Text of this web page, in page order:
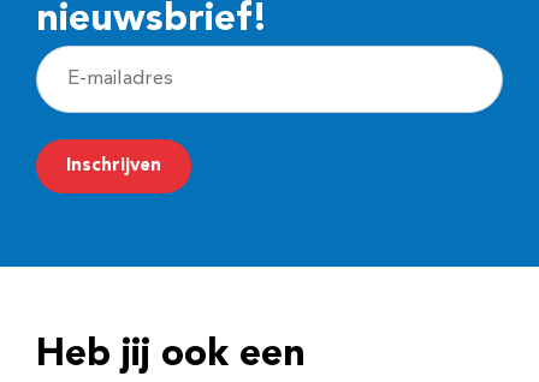
nieuwsbrief!
E
-
m
a
r
Inschrijven
Heb jij ook een